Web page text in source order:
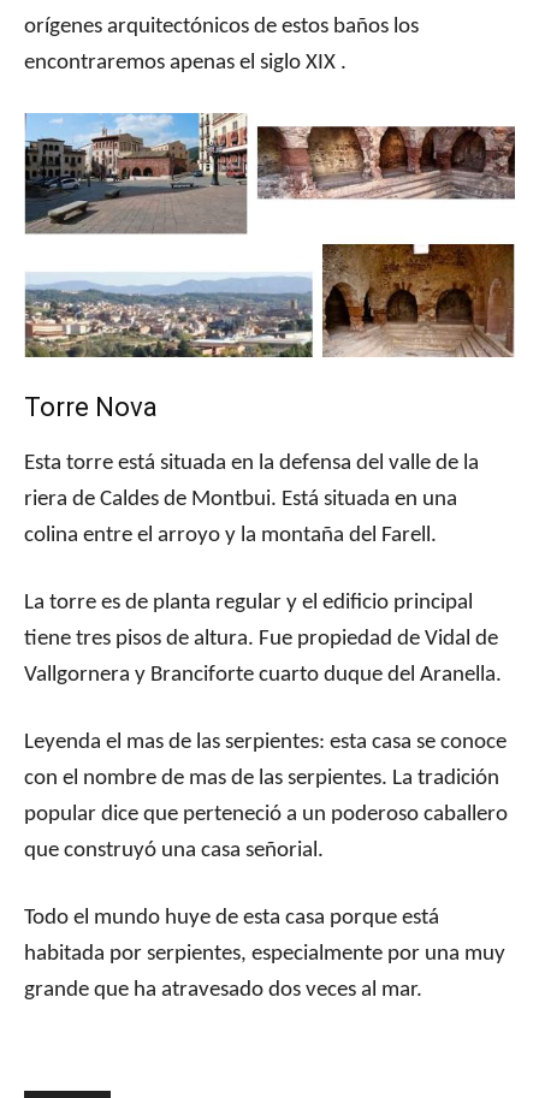
orígenes arquitectónicos de estos baños los
encontraremos apenas el siglo XIX .
Torre Nova
Esta torre está situada en la defensa del valle de la
riera de Caldes de Montbui. Está situada en una
colina entre el arroyo y la montaña del Farell.
La torre es de planta regular y el edificio principal
tiene tres pisos de altura. Fue propiedad de Vidal de
Vallgornera y Branciforte cuarto duque del Aranella.
Leyenda el mas de las serpientes: esta casa se conoce
con el nombre de mas de las serpientes. La tradición
popular dice que perteneció a un poderoso caballero
que construyó una casa señorial.
Todo el mundo huye de esta casa porque está
habitada por serpientes, especialmente por una muy
grande que ha atravesado dos veces al mar.